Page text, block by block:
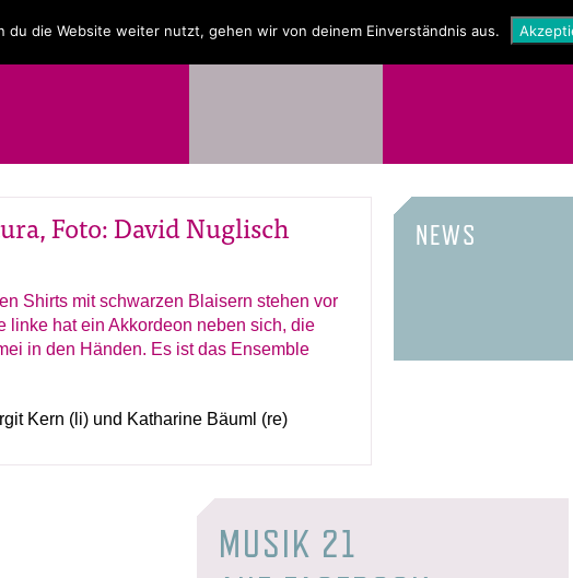
ÜBER UNS NEWS SHOP
Foto: David Nuglisch
Kern (li) und Katharine Bäuml (re)
NEWS
MUSIK 21
du die Website weiter nutzt, gehen wir von deinem Einverständnis aus.